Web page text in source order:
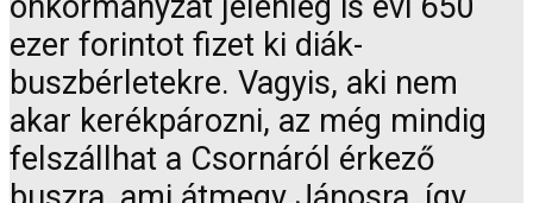
ezer forintot fizet ki diák-
buszbérletekre. Vagyis, aki nem
akar kerékpározni, az még mindig
felszállhat a Csornáról érkező